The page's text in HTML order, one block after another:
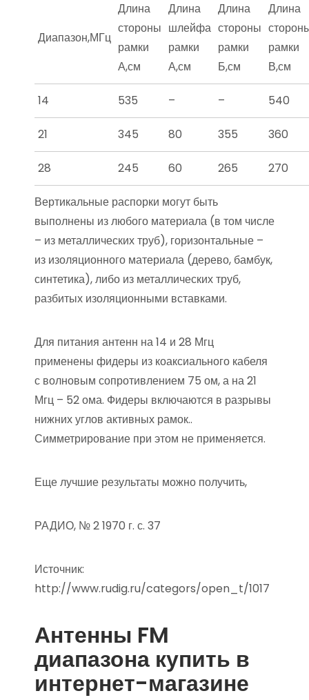
Диапазон,МГц
Длина
стороны
рамки
А,см
Длина
шлейфа
рамки
А,см
Длина
стороны
рамки
Б,см
Длина
рамки
В,см
14 535 – – 540
21 345 80 355 360
28 245 60 265 270
Вертикальные распорки могут быть
выполнены из любого материала (в том числе
– из металлических труб), горизонтальные –
из изоляционного материала (дерево, бамбук,
синтетика), либо из металлических труб,
разбитых изоляционными вставками.
Для питания антенн на 14 и 28 Мгц
применены фидеры из коаксиального кабеля
с волновым сопротивлением 75 ом, а на 21
Мгц – 52 ома. Фидеры включаются в разрывы
нижних углов активных рамок..
Симметрирование при этом не применяется.
Еще лучшие результаты можно получить,
РАДИО, № 2 1970 г. с. 37
Источник:
http://www.rudig.ru/categors/open_t/1017
Антенны FM
диапазона купить в
интернет-магазине